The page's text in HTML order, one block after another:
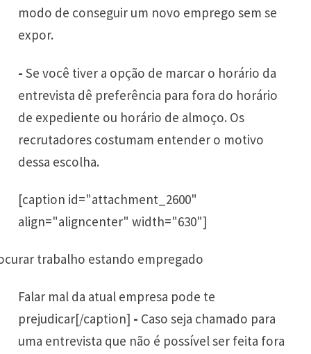
modo de conseguir um novo emprego sem se
expor.
- Se você tiver a opção de marcar o horário da
entrevista dê preferência para fora do horário
de expediente ou horário de almoço. Os
recrutadores costumam entender o motivo
dessa escolha.
[caption id="attachment_2600"
align="aligncenter" width="630"]
Falar mal da atual empresa pode te
prejudicar[/caption] - Caso seja chamado para
uma entrevista que não é possível ser feita fora